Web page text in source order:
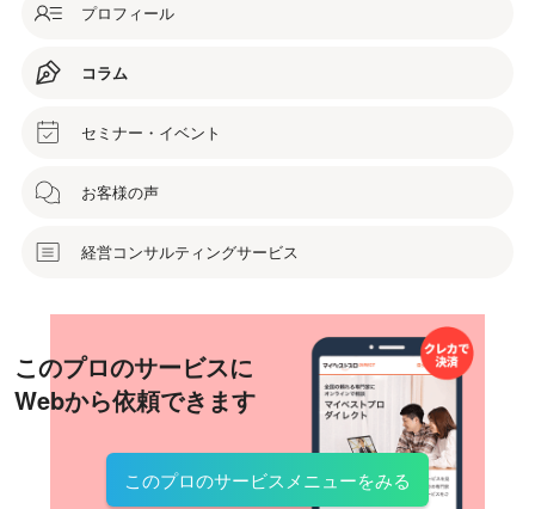
プロフィール
コラム
セミナー・イベント
お客様の声
経営コンサルティングサービス
このプロのサービスに
Webから依頼できます
このプロのサービスメニューをみる